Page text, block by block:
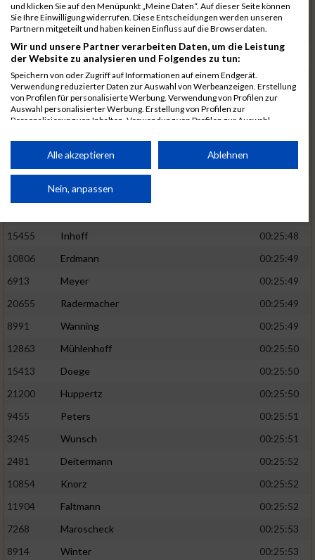
5888 Regneri
00:25:41
8971
Bien
00:25:42
1582
Funken
00:25:42
12220
Cosma
9678
Exner
00:25:43
11817
Schmaul-Klaibee
00:25:45
9610
Linß
00:25:47
Wehmeier
15455
Inhoff
00:25:48
10806
Erdmann
00:25:49
6913
Meyer
00:25:49
20655
Radermacher
00:25:49
8991
Wanning
00:25:49
12863
Mühlenhoff
00:25:50
15413
Doege
00:25:50
21200
Huppertz
00:25:50
9455
Peters
00:25:51
3245
Wunsch
00:25:51
2481
Deitermann
00:25:52
10854
Knorz
00:25:52
11904
Faltmann
00:25:52
7268
Maroscheck
00:25:53
8914
Winter
00:25:53
und klicken Sie auf den Menüpunkt „Meine Daten“. Auf dieser Seite können
Sie Ihre Einwilligung widerrufen. Diese Entscheidungen werden unseren
Partnern mitgeteilt und haben keinen Einfluss auf die Browserdaten.
Wir und unsere Partner verarbeiten Daten, um die Leistung
der Website zu analysieren und Folgendes zu tun:
Speichern von oder Zugriff auf Informationen auf einem Endgerät.
Verwendung reduzierter Daten zur Auswahl von Werbeanzeigen. Erstellung
von Profilen für personalisierte Werbung. Verwendung von Profilen zur
Auswahl personalisierter Werbung. Erstellung von Profilen zur
Personalisierung von Inhalten. Verwendung von Profilen zur Auswahl
Performance von Inhalten. Analyse von Zielgruppen durch Statistiken oder
Kombinationen von Daten aus verschiedenen Quellen. Entwicklung und
von Inhalten.
Daten können außerhalb der Europäischen Union weitergegeben und in die
Wir nutzen Ihre Daten für folgende Zwecke:
auf einem Endgerät
von Werbeanzeigen
Werbung
personalisierter Werbung
Erstellung von Profilen zur Personalisierung
von Inhalten
Verwendung von Profilen zur Auswahl
personalisierter Inhalte
Alle akzeptieren Ablehnen
Nein, anpassen